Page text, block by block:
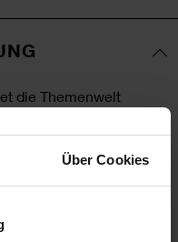
Über Cookies
die Themenwelt
stehen ganz im
das Angebot von